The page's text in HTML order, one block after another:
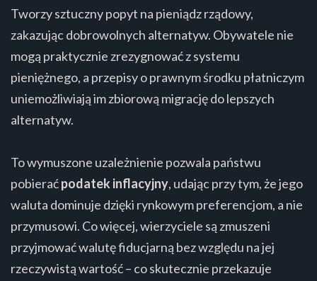
Tworzy sztuczny popyt na pieniądz rządowy,
zakazując dobrowolnych alternatyw. Obywatele nie
mogą praktycznie zrezygnować z systemu
pieniężnego, a przepisy o prawnym środku płatniczym
uniemożliwiają im zbiorową migrację do lepszych
alternatyw.
To wymuszone uzależnienie pozwala państwu
pobieraćpodatek inflacyjny, udając przy tym, że jego
waluta dominuje dzięki rynkowym preferencjom, a nie
przymusowi. Co więcej, wierzyciele są zmuszeni
przyjmować walutę fiducjarną bez względu na jej
rzeczywistą wartość – co skutecznie przekazuje